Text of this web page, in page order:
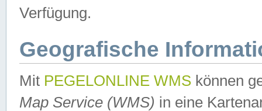
Verfügung.
Geografische
Mit PEGELONLINE WMS können
Map Service (WMS) in eine